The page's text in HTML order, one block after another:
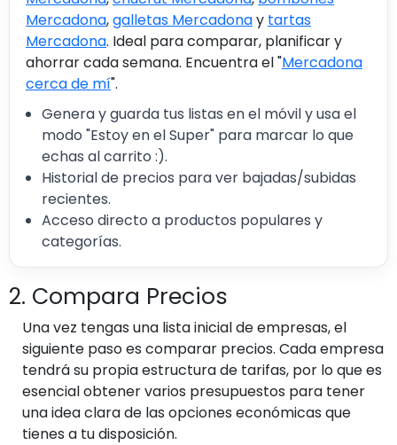
Mercadona,galletas Mercadonay tartas
Mercadona. Ideal para comparar, planificar y
ahorrar cada semana. Encuentra el "Mercadona
cerca de mí".
Genera y guarda tus listas en el móvil y usa el
modo "Estoy en el Super" para marcar lo que
echas al carrito :).
Historial de precios para ver bajadas/subidas
recientes.
Acceso directo a productos populares y
categorías.
2. Compara Precios
Una vez tengas una lista inicial de empresas, el
siguiente paso es comparar precios. Cada empresa
tendrá su propia estructura de tarifas, por lo que es
esencial obtener varios presupuestos para tener
una idea clara de las opciones económicas que
tienes a tu disposición.